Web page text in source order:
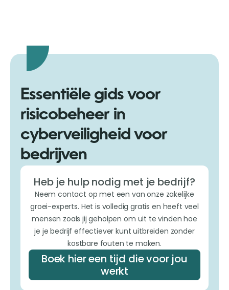
Essentiële gids voor
risicobeheer in
cyberveiligheid voor
bedrijven
Heb je hulp nodig met je bedrijf?
Neem contact op met een van onze zakelijke
groei-experts. Het is volledig gratis en heeft veel
mensen zoals jij geholpen om uit te vinden hoe
je je bedrijf effectiever kunt uitbreiden zonder
kostbare fouten te maken.
Boek hier een tijd die voor jou
werkt